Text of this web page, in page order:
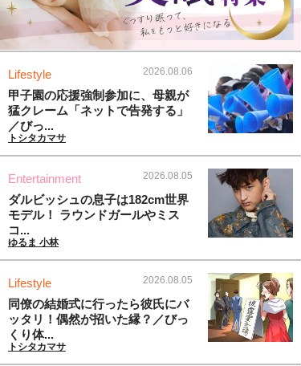
Lifestyle 2026.08.06
甲子園の応援強制参加に、母親が
猛クレーム「ネットで告発する」
／びっ...
トシタカマサ
Entertainment 2026.08.05
ダルビッシュの息子は182cm世界
モデル！ ラウンドガールやミス
コ...
ゆるま 小林
Lifestyle 2026.08.05
同僚の結婚式に行ったら彼氏にバ
ッタリ！偶然が招いた縁？／びっ
くり体...
トシタカマサ